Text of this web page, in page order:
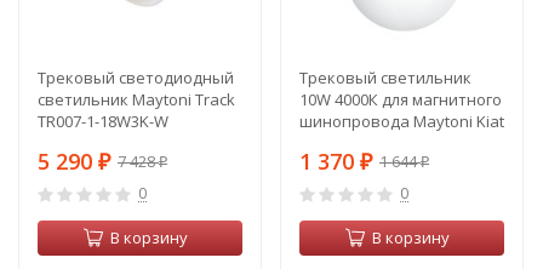
Трековый светодиодный
светильник Maytoni Track
TR007-1-18W3K-W
5 290 ₽ 7 428₽
0
В корзину
Трековый светильник
10W 4000К для магнитного
шинопровода Maytoni Kiat
1 370 ₽ 1 644₽
0
В корзину